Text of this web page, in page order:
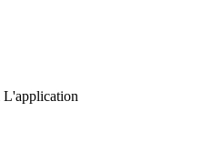
L'application